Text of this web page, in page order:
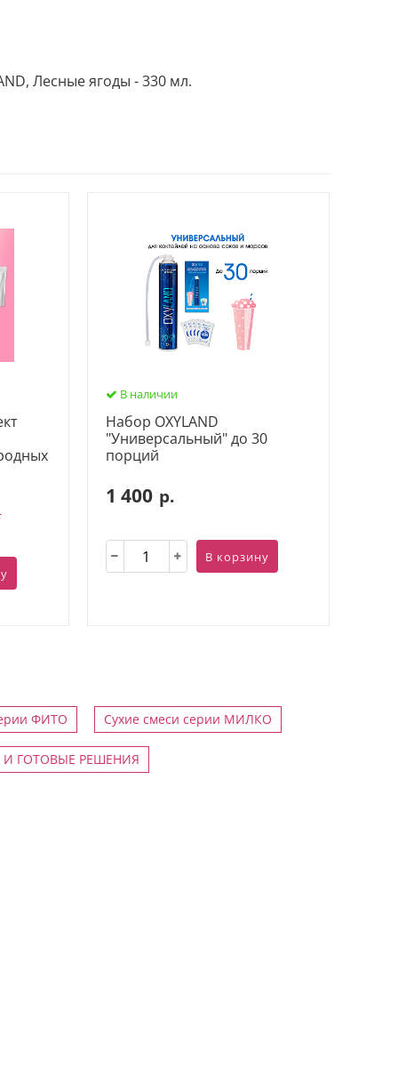
Лесные ягоды - 330 мл.
В наличии
Набор OXYLAND
"Универсальный" до 30
порций
1 400 р.
В корзину
ФИТО Сухие смеси серии МИЛКО
ГОТОВЫЕ РЕШЕНИЯ